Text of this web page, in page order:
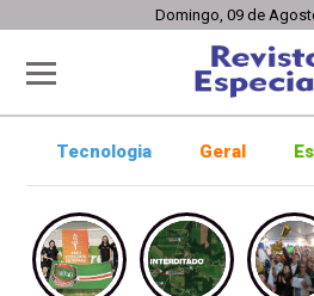
Domingo, 09 de
Tecnologia Geral